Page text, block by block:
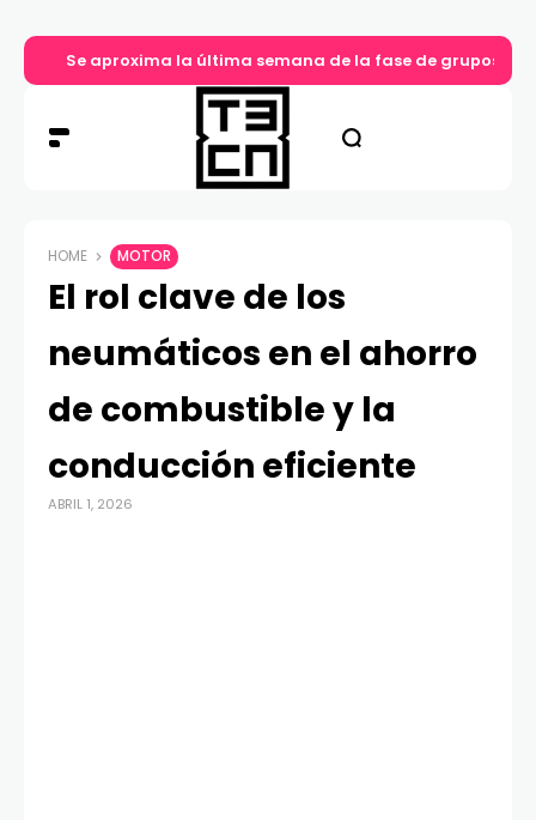
Se aproxima la última semana de la fase de grupos en
HOME MOTOR
El rol clave de los
neumáticos en el ahorro
de combustible y la
conducción eficiente
ABRIL 1, 2026